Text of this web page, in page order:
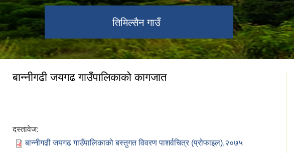
तिमिल्सैन गाउँ
बान्नीगढी जयगढ गाउँपालिकाको कागजात
दस्तावेज:
बान्नीगढी जयगढ गाउँपालिकाको बस्तुगत विवरण पाशर्वचित्र (प्रोफाइल),२०७५